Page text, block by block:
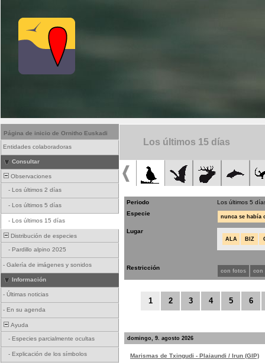
Página de inicio de Ornitho Euskadi
Entidades colaboradoras
Consultar
Observaciones
- Los últimos 2 días
- Los últimos 5 días
- Los últimos 15 días
Distribución de especies
- Pardillo alpino 2025
- Galería de imágenes y sonidos
Información
- Últimas noticias
- En su agenda
Ayuda
- Especies parcialmente ocultas
- Explicación de los símbolos
Los últimos 15 días
Periodo
Los últimos 5
Especie
nunca se había
Lugar
ALA BIZ
Restricción con fotos con
1 2 3 4 5 6
domingo, 9. agosto 2026
Marismas de Txingudi - Plaiaundi / Irun (GIP)